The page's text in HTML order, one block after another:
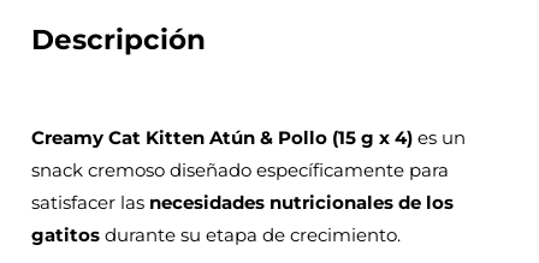
Descripción
Creamy Cat Kitten Atún & Pollo (15 g x 4) es un
snack cremoso diseñado específicamente para
satisfacer las necesidades nutricionales de los
gatitos durante su etapa de crecimiento.